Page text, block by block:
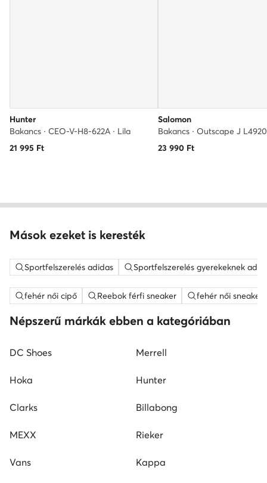
Hunter
Bakancs · CEO-V-H8-622A · Lila
21 995 Ft
Salomon
23 990Ft
Mások ezeket is keresték
Sportfelszerelés adidas Sportfelszerelés gyerekeknek
fehér női cipő Reebok férfi sneaker fehér női sneaker
Népszerű márkák ebben a kategóriában
DC Shoes Merrell
Hoka Hunter
Clarks Billabong
MEXX Rieker
Vans Kappa